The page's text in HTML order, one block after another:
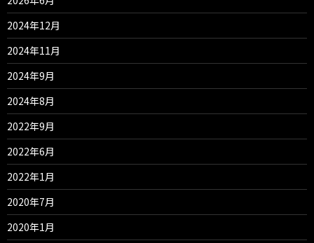
2024年12月
2024年11月
2024年9月
2024年8月
2022年9月
2022年6月
2022年1月
2020年7月
2020年1月